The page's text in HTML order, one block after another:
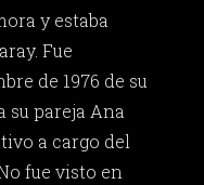
y estaba
Fue
de 1976 de su
su pareja Ana
a cargo del
fue visto en